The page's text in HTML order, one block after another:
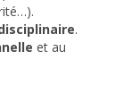
.
et au